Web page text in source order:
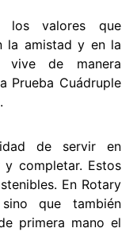
los valores que
la amistad y en la
vive de manera
Prueba Cuádruple
de servir en
completar. Estos
En Rotary
que también
primera mano el